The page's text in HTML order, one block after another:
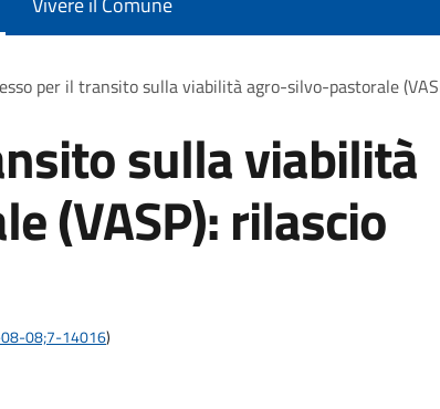
per il transito sulla viabilità agro-silvo-pastorale
sulla viabilità
(VASP): rilascio
08-08;7-14016)